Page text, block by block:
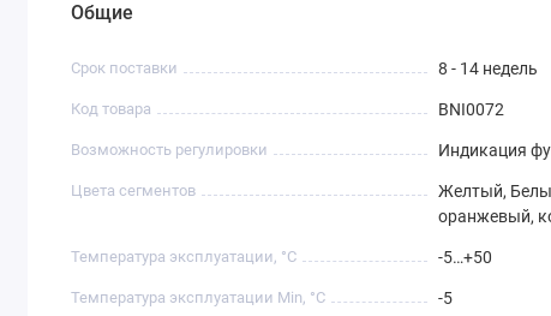
Общие
Срок поставки 8 - 14 недель
Код товара BNI0072
Возможность регулировки Индикация
Цвета сегментов
Желтый,
оранжевый,
Температура эксплуатации, °C -5…+50
Температура эксплуатации Min, °C -5